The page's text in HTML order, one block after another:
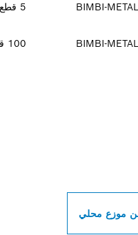
BI-METAL
BIM 5 قطع
BI-METAL
BIM 100 قطع
موزع محلي